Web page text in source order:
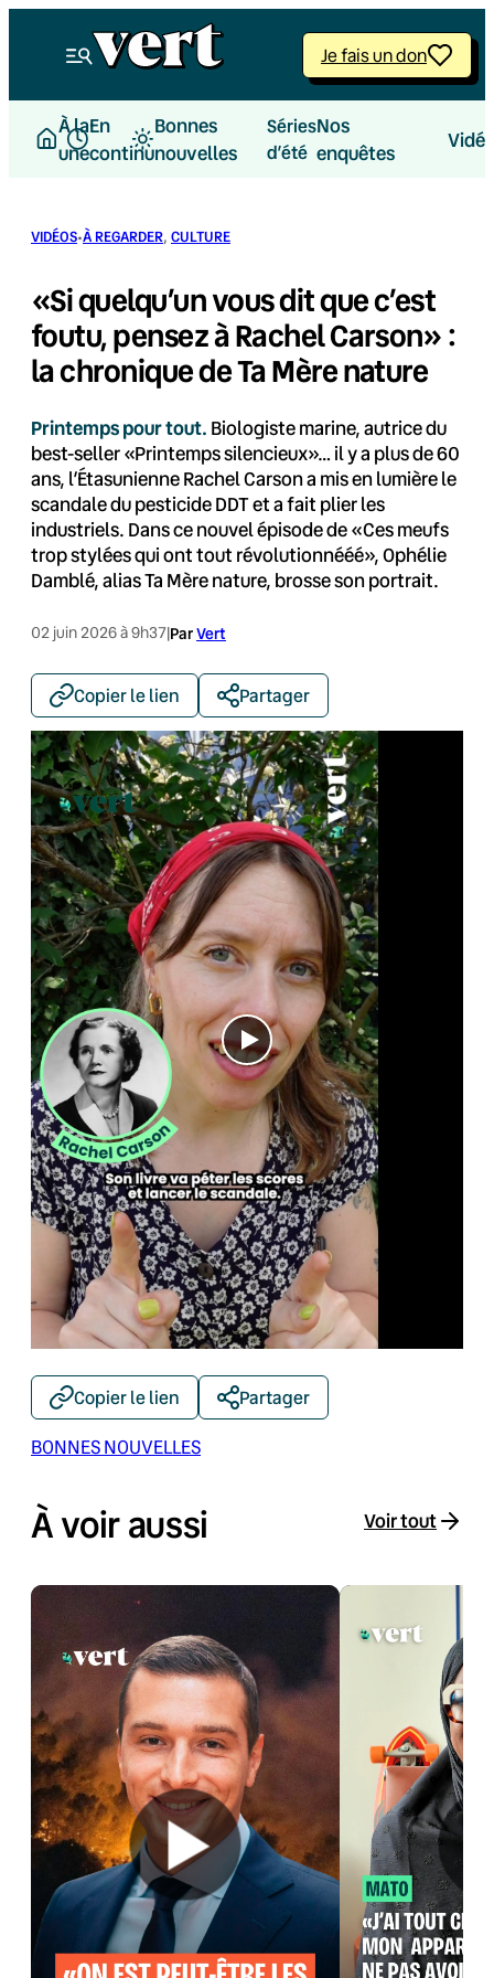
Je fais un don
À la
une
En
continu
Bonnes
nouvelles
Séries
d’été
Nos
enquêtes
VIDÉOS·À REGARDER, CULTURE
«Si quelqu’un vous dit que c’est
foutu, pensez à Rachel Carson» :
la chronique de Ta Mère nature
Printemps pour tout. Biologiste marine, autrice du
best-seller «Printemps silencieux»… il y a plus de 60
ans, l’Étasunienne Rachel Carson a mis en lumière le
scandale du pesticide DDT et a fait plier les
industriels. Dans ce nouvel épisode de «Ces meufs
trop stylées qui ont tout révolutionnééé», Ophélie
Damblé, alias Ta Mère nature, brosse son portrait.
02 juin 2026 à 9h37|ParVert
Copier le lien Partager
Copier le lien Partager
BONNES NOUVELLES
À voir aussi Voir tout